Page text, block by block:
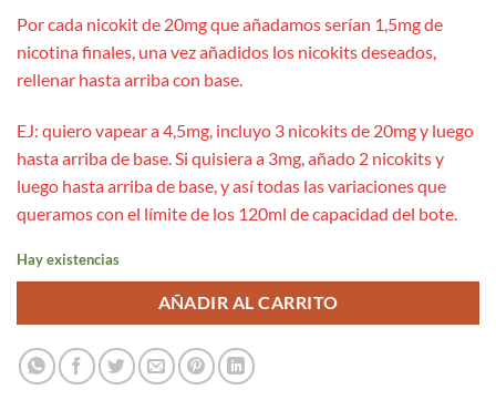
Por cada nicokit de 20mg que añadamos serían 1,5mg de
nicotina finales, una vez añadidos los nicokits deseados,
rellenar hasta arriba con base.
EJ: quiero vapear a 4,5mg, incluyo 3 nicokits de 20mg y luego
hasta arriba de base. Si quisiera a 3mg, añado 2 nicokits y
luego hasta arriba de base, y así todas las variaciones que
queramos con el límite de los 120ml de capacidad del bote.
Hay existencias
AÑADIR AL CARRITO